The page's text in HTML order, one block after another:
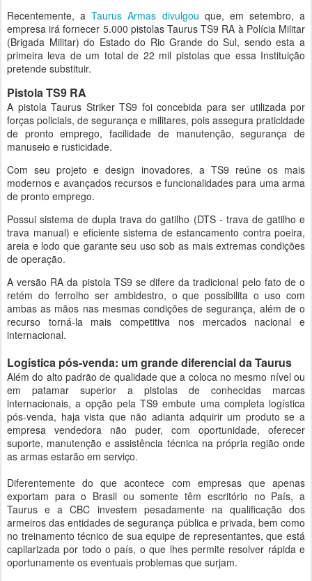
Recentemente, aTaurus Armas divulgou que, em setembro, a
empresa irá fornecer 5.000 pistolas Taurus TS9 RA à Polícia Militar
(Brigada Militar) do Estado do Rio Grande do Sul, sendo esta a
primeira leva de um total de 22 mil pistolas que essa Instituição
pretende substituir.
Pistola TS9 RA
A pistola Taurus Striker TS9 foi concebida para ser utilizada por
forças policiais, de segurança e militares, pois assegura praticidade
de pronto emprego, facilidade de manutenção, segurança de
manuseio e rusticidade.
Com seu projeto e design inovadores, a TS9 reúne os mais
modernos e avançados recursos e funcionalidades para uma arma
de pronto emprego.
Possui sistema de dupla trava do gatilho (DTS - trava de gatilho e
trava manual) e eficiente sistema de estancamento contra poeira,
areia e lodo que garante seu uso sob as mais extremas condições
de operação.
A versão RA da pistola TS9 se difere da tradicional pelo fato de o
retém do ferrolho ser ambidestro, o que possibilita o uso com
ambas as mãos nas mesmas condições de segurança, além de o
recurso torná-la mais competitiva nos mercados nacional e
internacional.
Logística pós-venda: um grande diferencial da Taurus
Além do alto padrão de qualidade que a coloca no mesmo nível ou
em patamar superior a pistolas de conhecidas marcas
internacionais, a opção pela TS9 embute uma completa logística
pós-venda, haja vista que não adianta adquirir um produto se a
empresa vendedora não puder, com oportunidade, oferecer
suporte, manutenção e assistência técnica na própria região onde
as armas estarão em serviço.
Diferentemente do que acontece com empresas que apenas
exportam para o Brasil ou somente têm escritório no País, a
Taurus e a CBC investem pesadamente na qualificação dos
armeiros das entidades de segurança pública e privada, bem como
no treinamento técnico de sua equipe de representantes, que está
capilarizada por todo o país, o que lhes permite resolver rápida e
oportunamente os eventuais problemas que surjam.